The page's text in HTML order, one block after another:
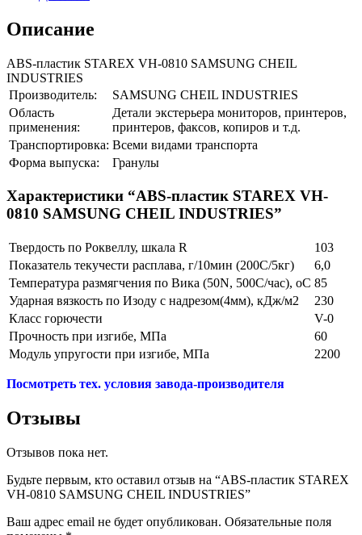
Описание
ABS-пластик STAREX VH-0810 SAMSUNG CHEIL
INDUSTRIES
Производитель:
SAMSUNG CHEIL INDUSTRIES
Область
применения:
Детали экстерьера мониторов, принтеров,
принтеров, факсов, копиров и т.д.
Транспортировка: Всеми видами транспорта
Форма выпуска:
Гранулы
Характеристики “ABS-пластик STAREX VH-
0810 SAMSUNG CHEIL INDUSTRIES”
Твердость по Роквеллу, шкала R
103
Показатель текучести расплава, г/10мин (200С/5кг)
6,0
Температура размягчения по Вика (50N, 500С/час), оС 85
Ударная вязкость по Изоду с надрезом(4мм), кДж/м2
230
Класс горючести
V-0
Прочность при изгибе, МПа
60
Модуль упругости при изгибе, МПа
2200
Посмотреть тех. условия завода-производителя
Отзывы
Отзывов пока нет.
Будьте первым, кто оставил отзыв на “ABS-пластик STAREX
VH-0810 SAMSUNG CHEIL INDUSTRIES”
Ваш адрес email не будет опубликован. Обязательные поля